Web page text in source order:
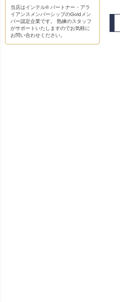
当店はインテル® パートナー・アラ
イアンスメンバーシップのGoldメン
バー認定企業です。 熟練のスタッフ
がサポートいたしますのでお気軽に
お問い合わせください。